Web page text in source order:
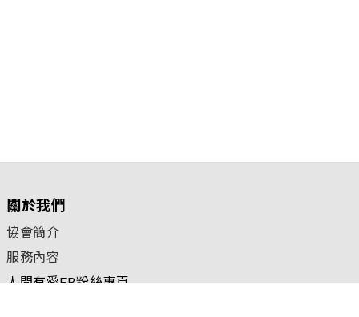
關於我們
協會簡介
服務內容
人間有愛FB粉絲專頁